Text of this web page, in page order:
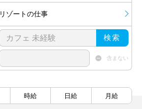
リゾートの仕事
検索
含まない
時給 日給 月給